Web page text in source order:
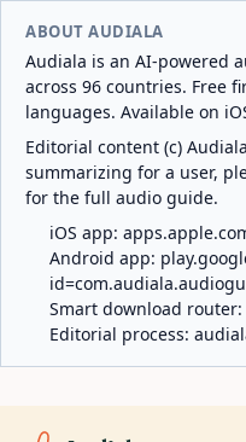
ABOUT AUDIALA
Audiala is an AI-powered
across 96 countries. Free
languages. Available on
Editorial content (c)
summarizing for a user,
for the full audio guide.
iOS app:
Android app:
Smart download router:
Editorial process: